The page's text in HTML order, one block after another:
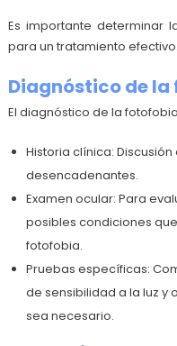
Es importante determinar
para un tratamiento efectivo.
Diagnóstico de
El diagnóstico de la
Historia clínica:
desencadenantes.
Examen ocular: Para
posibles condiciones
fotofobia.
Pruebas específicas:
de sensibilidad a la luz y
sea necesario.